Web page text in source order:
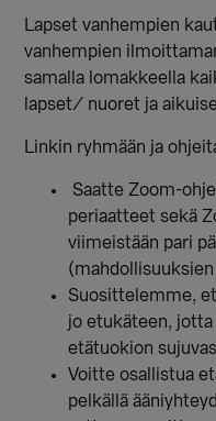
Lapset vanhempien
vanhempien
samalla lomakkeella
lapset/ nuoret ja
Linkin ryhmään ja
Saatte Zoom-
periaatteet sekä
viimeistään pari
Suosittelemme,
jo etukäteen,
etätuokion
Voitte osallistua
pelkällä